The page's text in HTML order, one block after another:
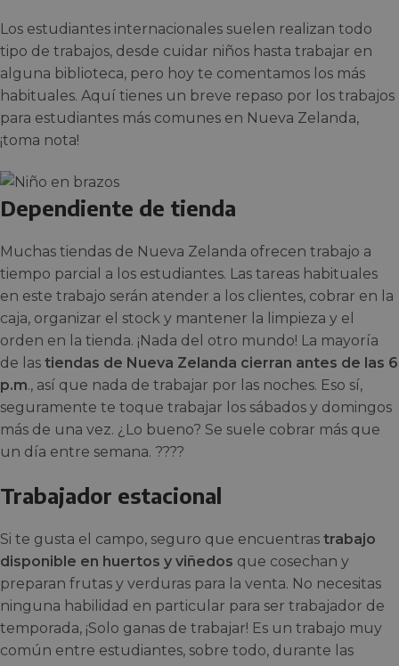
Los estudiantes internacionales suelen realizan todo
tipo de trabajos, desde cuidar niños hasta trabajar en
alguna biblioteca, pero hoy te comentamos los más
habituales. Aquí tienes un breve repaso por los trabajos
para estudiantes más comunes en Nueva Zelanda,
¡toma nota!
Dependiente de tienda
Muchas tiendas de Nueva Zelanda ofrecen trabajo a
tiempo parcial a los estudiantes. Las tareas habituales
en este trabajo serán atender a los clientes, cobrar en la
caja, organizar el stock y mantener la limpieza y el
orden en la tienda. ¡Nada del otro mundo! La mayoría
de las tiendas de Nueva Zelanda cierran antes de las 6
p.m., así que nada de trabajar por las noches. Eso sí,
seguramente te toque trabajar los sábados y domingos
más de una vez. ¿Lo bueno? Se suele cobrar más que
un día entre semana. ????
Trabajador estacional
Si te gusta el campo, seguro que encuentras trabajo
disponible en huertos y viñedos que cosechan y
preparan frutas y verduras para la venta. No necesitas
ninguna habilidad en particular para ser trabajador de
temporada, ¡Solo ganas de trabajar! Es un trabajo muy
común entre estudiantes, sobre todo, durante las